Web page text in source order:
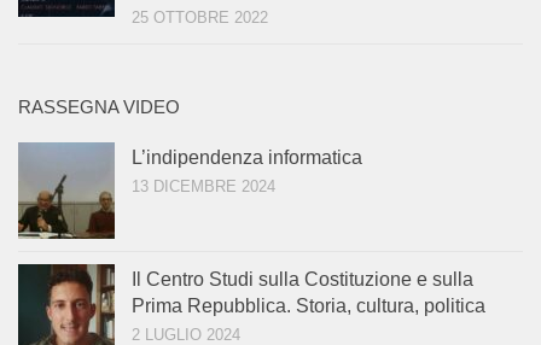
25 OTTOBRE 2022
RASSEGNA VIDEO
L’indipendenza informatica
13 DICEMBRE 2024
Il Centro Studi sulla Costituzione e sulla
Prima Repubblica. Storia, cultura, politica
2 LUGLIO 2024